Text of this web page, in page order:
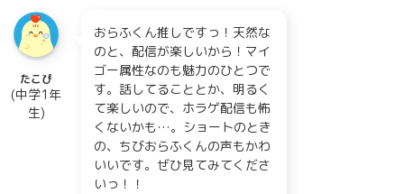
たこぴ
(中学1年
生)
おらふくん推しですっ！天然な
のと、配信が楽しいから！マイ
ゴー属性なのも魅力のひとつで
す。話してることとか、明るく
て楽しいので、ホラゲ配信も怖
くないかも…。ショートのとき
の、ちびおらふくんの声もかわ
いいです。ぜひ見てみてくださ
いっ！！